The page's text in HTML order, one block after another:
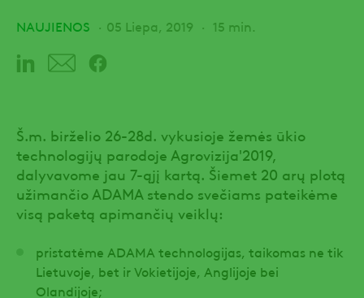
NAUJIENOS 05 Liepa, 2019 15 min.
Š.m. birželio 26-28d. vykusioje žemės ūkio
technologijų parodoje Agrovizija'2019,
dalyvavome jau 7-ąjį kartą. Šiemet 20 arų plotą
užimančio ADAMA stendo svečiams pateikėme
visą paketą apimančių veiklų:
pristatėme ADAMA technologijas, taikomas ne tik
Lietuvoje, bet ir Vokietijoje, Anglijoje bei
Olandijoje;